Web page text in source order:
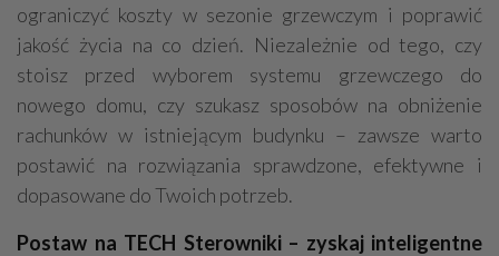
ograniczyć koszty w sezonie grzewczym i poprawić
jakość życia na co dzień. Niezależnie od tego, czy
stoisz przed wyborem systemu grzewczego do
nowego domu, czy szukasz sposobów na obniżenie
rachunków w istniejącym budynku – zawsze warto
postawić na rozwiązania sprawdzone, efektywne i
dopasowane do Twoich potrzeb.
Postaw na TECH Sterowniki – zyskaj inteligentne